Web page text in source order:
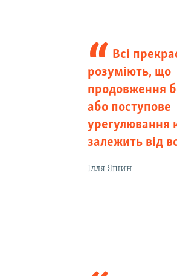
Всі
розуміють, що
продовження
або поступове
урегулювання
залежить від
Ілля Яшин